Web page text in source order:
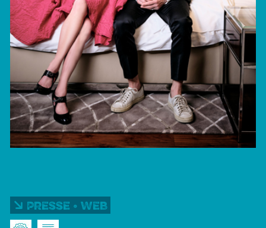
Presse • Web